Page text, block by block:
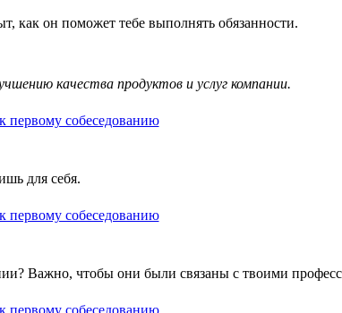
как он поможет тебе выполнять обязанности.
качества продуктов и услуг компании.
для себя.
Важно, чтобы они были связаны с твоими